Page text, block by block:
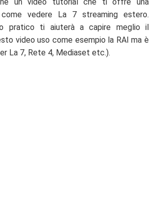
come vedere La 7 streaming estero.
pratico ti aiuterà a capire meglio il
video uso come esempio la RAI ma è
La 7, Rete 4, Mediaset etc.).